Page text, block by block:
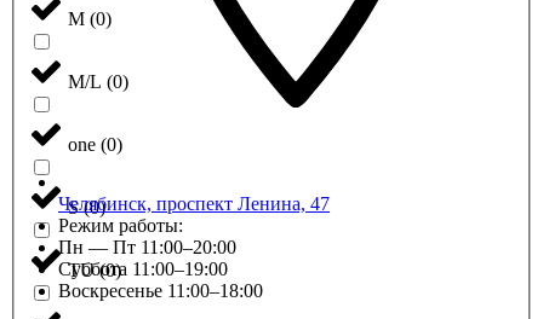
M (0)
M/L (0)
one (0)
S (0)
TU (0)
Челябинск, проспект Ленина, 47
Режим работы:
Пн — Пт 11:00–20:00
Суббота 11:00–19:00
Воскресенье 11:00–18:00